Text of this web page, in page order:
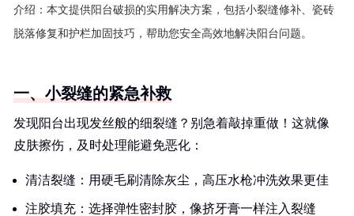
介绍： 本文提供阳台破损的实用解决方案，包括小裂缝修补、瓷砖
脱落修复和护栏加固技巧，帮助您安全高效地解决阳台问题。
一、小裂缝的紧急补救
发现阳台出现发丝般的细裂缝？别急着敲掉重做！这就像
皮肤擦伤，及时处理能避免恶化：
清洁裂缝：用硬毛刷清除灰尘，高压水枪冲洗效果更佳
注胶填充：选择弹性密封胶，像挤牙膏一样注入裂缝